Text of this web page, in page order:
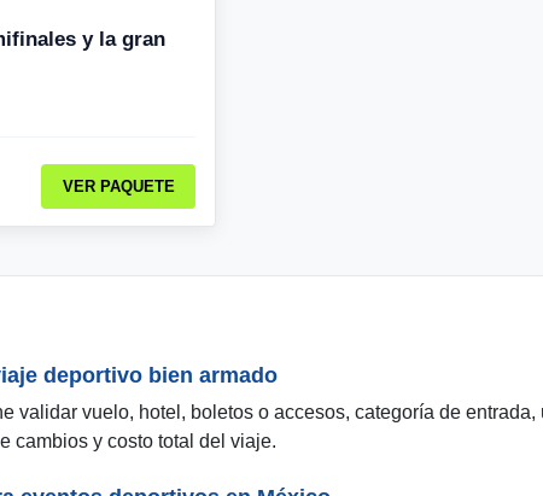
y la gran
VER PAQUETE
deportivo bien armado
validar vuelo, hotel, boletos o accesos, categoría de
cambios y costo total del viaje.